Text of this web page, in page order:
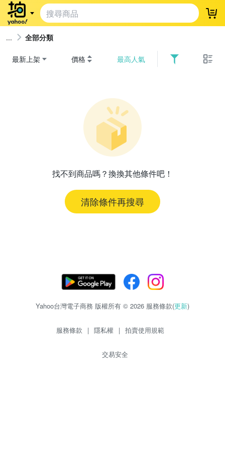
登
全部分類
最新上架 價格 最高人氣
找不到商品嗎？換換其他條件吧！
清除條件再搜尋
Yahoo台灣電子商務 版權所有 © 2026 服務條款(更新)
服務條款 | 隱私權 | 拍賣使用規範
交易安全